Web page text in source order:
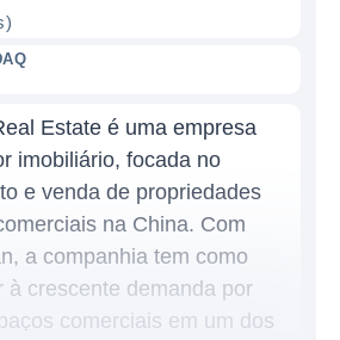
Estate é uma empresa
imobiliário, focada no
e venda de propriedades
na China. Com
a companhia tem como
à crescente demanda por
comerciais em um dos